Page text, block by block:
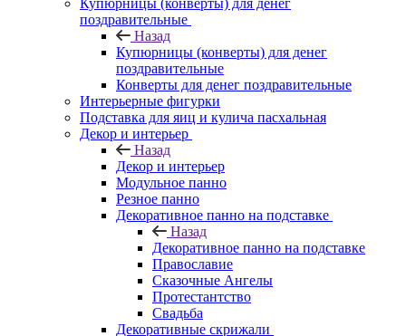
Купюрницы (конверты) для денег
поздравительные
Назад
Купюрницы (конверты) для денег
поздравительные
Конверты для денег поздравительные
Интерьерные фигурки
Подставка для яиц и кулича пасхальная
Декор и интерьер
Назад
Декор и интерьер
Модульное панно
Резное панно
Декоративное панно на подставке
Назад
Декоративное панно на подставке
Православие
Сказочные Ангелы
Протестантство
Свадьба
Декоративные скрижали